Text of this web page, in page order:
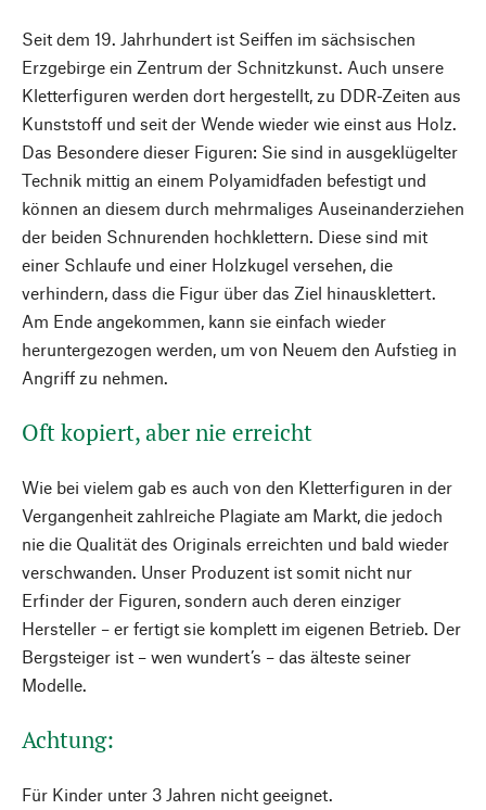
Seit dem 19. Jahrhundert ist Seiffen im sächsischen
Erzgebirge ein Zentrum der Schnitzkunst. Auch unsere
Kletterfiguren werden dort hergestellt, zu DDR-Zeiten aus
Kunststoff und seit der Wende wieder wie einst aus Holz.
Das Besondere dieser Figuren: Sie sind in ausgeklügelter
Technik mittig an einem Polyamidfaden befestigt und
können an diesem durch mehrmaliges Auseinanderziehen
der beiden Schnurenden hochklettern. Diese sind mit
einer Schlaufe und einer Holzkugel versehen, die
verhindern, dass die Figur über das Ziel hinausklettert.
Am Ende angekommen, kann sie einfach wieder
heruntergezogen werden, um von Neuem den Aufstieg in
Angriff zu nehmen.
Oft kopiert, aber nie erreicht
Wie bei vielem gab es auch von den Kletterfiguren in der
Vergangenheit zahlreiche Plagiate am Markt, die jedoch
nie die Qualität des Originals erreichten und bald wieder
verschwanden. Unser Produzent ist somit nicht nur
Erfinder der Figuren, sondern auch deren einziger
Hersteller – er fertigt sie komplett im eigenen Betrieb. Der
Bergsteiger ist – wen wundert’s – das älteste seiner
Modelle.
Achtung:
Für Kinder unter 3 Jahren nicht geeignet.